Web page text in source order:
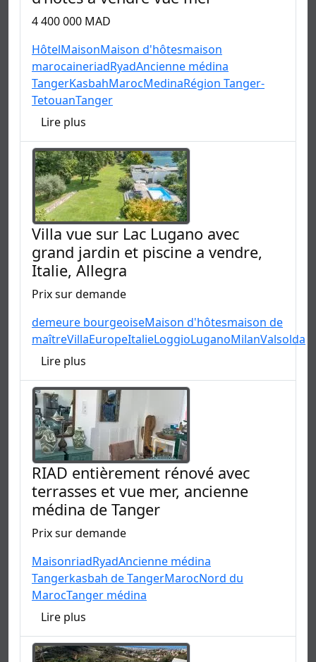
4 400 000 MAD
HôtelMaisonMaison d'hôtesmaison
marocaineriadRyadAncienne médina
TangerKasbahMarocMedinaRégion Tanger-
TetouanTanger
Lire plus
Villa vue sur Lac Lugano avec
grand jardin et piscine a vendre,
Italie, Allegra
Prix sur demande
demeure bourgeoiseMaison d'hôtesmaison de
maîtreVillaEuropeItalieLoggioLuganoMilanValsolda
Lire plus
RIAD entièrement rénové avec
terrasses et vue mer, ancienne
médina de Tanger
Prix sur demande
MaisonriadRyadAncienne médina
Tangerkasbah de TangerMarocNord du
MarocTanger médina
Lire plus